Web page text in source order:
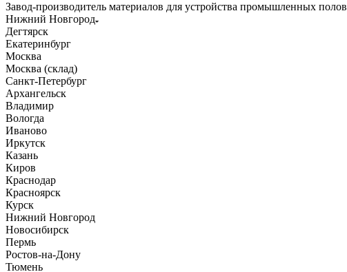
Завод-производитель материалов для устройства промышленных полов
Нижний Новгород
Дегтярск
Екатеринбург
Москва
Москва (склад)
Санкт-Петербург
Архангельск
Владимир
Вологда
Иваново
Иркутск
Казань
Киров
Краснодар
Красноярск
Курск
Нижний Новгород
Новосибирск
Пермь
Ростов-на-Дону
Тюмень